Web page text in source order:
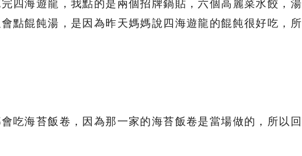
四海遊龍，我點的是兩個招牌鍋貼，六個高麗菜水餃，湯
點餛飩湯，是因為昨天媽媽說四海遊龍的餛飩很好吃，所
吃海苔飯卷，因為那一家的海苔飯卷是當場做的，所以回